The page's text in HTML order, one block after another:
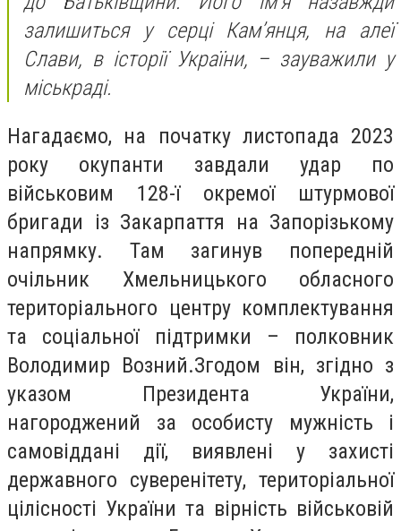
залишиться у серці Кам’янця, на алеї
Слави, в історії України, – зауважили у
міськраді.
Нагадаємо, на початку листопада 2023
року окупанти завдали удар по
військовим 128-ї окремої штурмової
бригади із Закарпаття на Запорізькому
напрямку. Там загинув попередній
очільник Хмельницького обласного
територіального центру комплектування
та соціальної підтримки – полковник
Володимир Возний.Згодом він, згідно з
указом Президента України,
нагороджений за особисту мужність і
самовіддані дії, виявлені у захисті
державного суверенітету, територіальної
цілісності України та вірність військовій